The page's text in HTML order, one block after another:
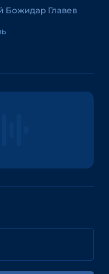
Божидар Главев